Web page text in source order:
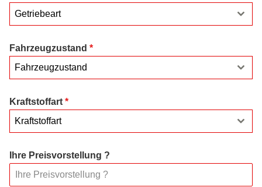
Getriebeart
Fahrzeugzustand *
Fahrzeugzustand
Kraftstoffart *
Kraftstoffart
Ihre Preisvorstellung ?